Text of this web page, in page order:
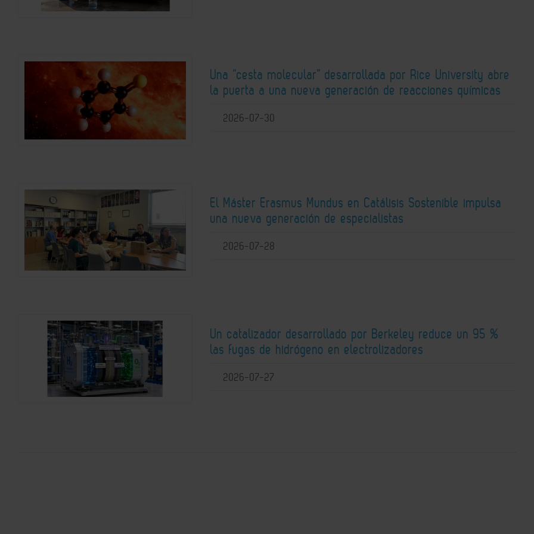
Una “cesta molecular” desarrollada por Rice University abre
la puerta a una nueva generación de reacciones químicas
2026-07-30
El Máster Erasmus Mundus en Catálisis Sostenible impulsa
una nueva generación de especialistas
2026-07-28
Un catalizador desarrollado por Berkeley reduce un 95 %
las fugas de hidrógeno en electrolizadores
2026-07-27